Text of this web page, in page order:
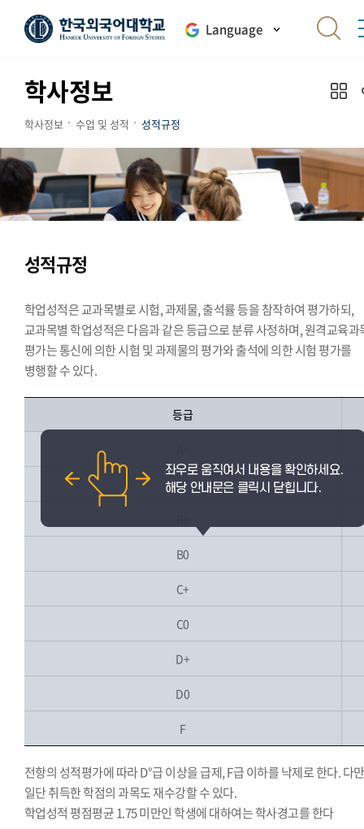
Language
학사정보
학사정보 수업 및 성적 성적규정
성적규정
학업성적은 교과목별로 시험, 과제물, 출석률 등을 참작하여 평가하되,
교과목별 학업성적은 다음과 같은 등급으로 분류 사정하며, 원격교육과
평가는 통신에 의한 시험 및 과제물의 평가와 출석에 의한 시험 평가를
병행할 수 있다.
등급
A0
B0
C+
C0
D+
D0
F
전항의 성적평가에 따라 D°급 이상을 급제, F급 이하를 낙제로 한다. 다
일단 취득한 학점의 과목도 재수강할 수 있다.
학업성적 평점평균 1.75 미만인 학생에 대하여는 학사경고를 한다